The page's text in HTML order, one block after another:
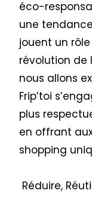
éco-
une
jouent un
révolution de
nous allons
Frip’toi
plus
en offrant
shopping
Réduire,